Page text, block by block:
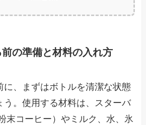
前の準備と材料の入れ方
に、まずはボトルを清潔な状態
う。使用する材料は、スターバ
末コーヒー）やミルク、水、氷